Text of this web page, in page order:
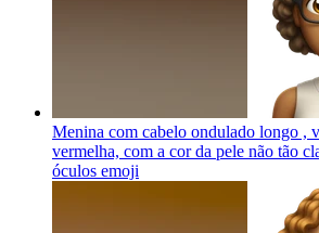
Menina com cabelo ondulado longo ,
vermelha, com a cor da pele não tão
óculos emoji